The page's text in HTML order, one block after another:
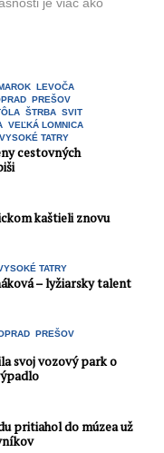
je viac ako
LEVOČA
PREŠOV
ŠTRBA SVIT
VEĽKÁ LOMNICA
VYSOKÉ TATRY
cestovných
kaštieli znovu
TATRY
– lyžiarsky talent
PREŠOV
svoj vozový park o
pritiahol do múzea už